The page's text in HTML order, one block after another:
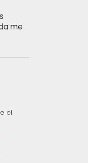
me
el